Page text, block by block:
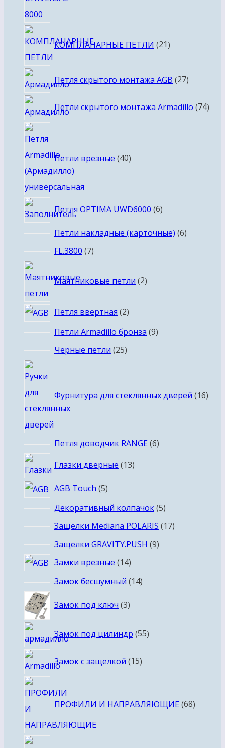
КОМПЛАНАРНЫЕ ПЕТЛИ 21товар
Петля скрытого монтажа AGB 2727
Петли скрытого монтажа Armadillo 7474
Петли врезные 40
Петля OPTIMA UWD6000 66
Петли накладные (карточные) 66
FL.3800 77
Маятниковые петли 2товара
Петля ввертная 22
товара
Петли Armadillo бронза 99
Черные петли 2525
Фурнитура для стеклянных дверей 16
Петля доводчик RANGE 66
Глазки дверные 1313
AGB Touch 55
товаров
Декоративный колпачок 55
товаров
Защелки Mediana POLARIS 1717
Защелки GRAVITY.PUSH 99
Замки врезные 1414
товаров
Замок бесшумный 1414
Замок под ключ 3
3
Замок под цилиндр 5555
Замок с защелкой 1515
ПРОФИЛИ И НАПРАВЛЯЮЩИЕ 68